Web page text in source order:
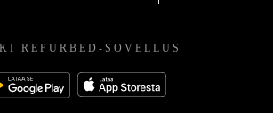
REFURBED-SOVELLUS